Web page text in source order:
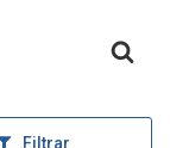
Filtrar